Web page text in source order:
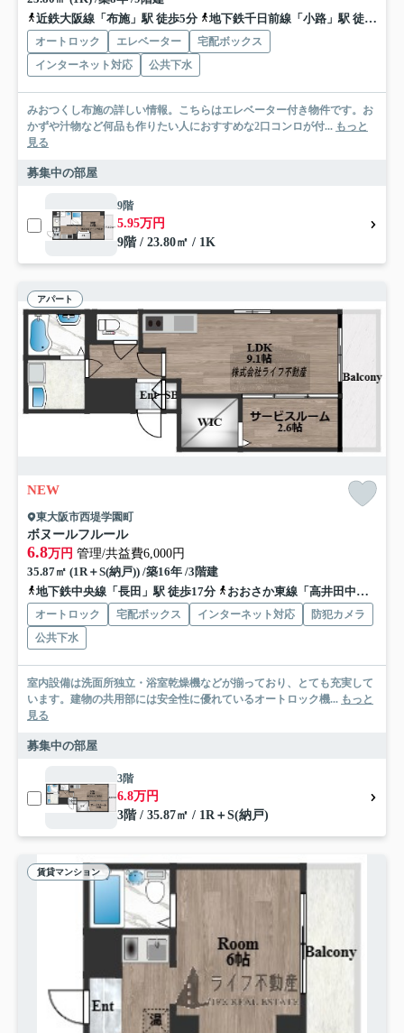
近鉄大阪線「布施」駅 徒歩5分
地下鉄千日前線「小路」駅 徒歩7分
オートロック エレベーター
宅配ボックス
インターネット対応
公共下水
みおつくし布施の詳しい情報。こちらはエレベーター付き物件です。お
かずや汁物など何品も作りたい人におすすめな2口コンロが付... もっと
見る
募集中の部屋
9階
5.95万円
9階 / 23.80㎡ / 1K
アパート
NEW
東大阪市西堤学園町
ボヌールフルール
6.8万円 管理/共益費6,000円
35.87㎡ (1R＋S(納戸)) /築16年 /3階建
地下鉄中央線「長田」駅 徒歩17分
おおさか東線「高井田中央」駅 徒歩18分
オートロック 宅配ボックス インターネット対応
防犯カメラ
公共下水
室内設備は洗面所独立・浴室乾燥機などが揃っており、とても充実して
います。建物の共用部には安全性に優れているオートロック機... もっと
見る
募集中の部屋
3階
6.8万円
3階 / 35.87㎡ / 1R＋S(納戸)
賃貸マンション